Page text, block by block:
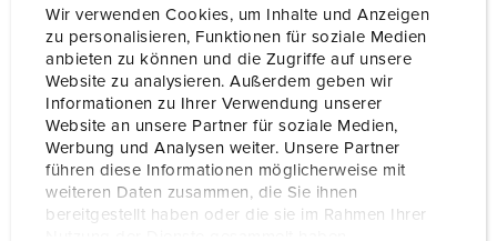
Wir verwenden Cookies, um Inhalte und Anzeigen
zu personalisieren, Funktionen für soziale Medien
anbieten zu können und die Zugriffe auf unsere
Website zu analysieren. Außerdem geben wir
Informationen zu Ihrer Verwendung unserer
Website an unsere Partner für soziale Medien,
Werbung und Analysen weiter. Unsere Partner
führen diese Informationen möglicherweise mit
weiteren Daten zusammen, die Sie ihnen
bereitgestellt haben oder die sie im Rahmen Ihrer
Stikkontakter for påmontering
32 A
IP67
1 ARTIKLER